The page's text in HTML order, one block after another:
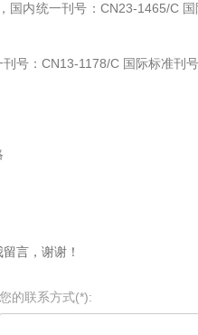
内统一刊号：CN23-1465/C
号：CN13-1178/C 国际标准刊
言，谢谢！
您的联系方式(*):